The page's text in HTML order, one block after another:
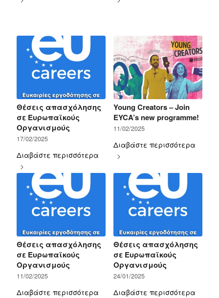
Θέσεις απασχόλησης
σε Ευρωπαϊκούς
Οργανισμούς
17/02/2025
Διαβάστε περισσότερα
Young Creators – Join
EYCA’s new programme!
11/02/2025
Διαβάστε περισσότερα
Θέσεις απασχόλησης
σε Ευρωπαϊκούς
Οργανισμούς
11/02/2025
Διαβάστε περισσότερα
Θέσεις απασχόλησης
σε Ευρωπαϊκούς
Οργανισμούς
24/01/2025
Διαβάστε περισσότερα